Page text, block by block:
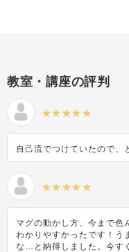
教室・講座の評判
自己流でつけていたので、
マグの動かし方、今まで色
わかりやすかったです！う
な…と納得しました。今す